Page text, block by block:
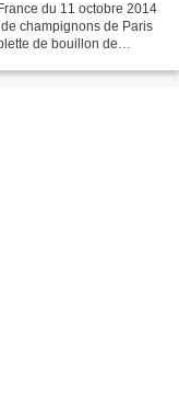
du 11 octobre 2014
champignons de Paris
de bouillon de